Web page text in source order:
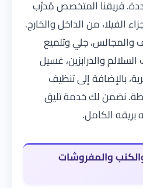
فريقنا المتخصص مُدرّب
الفيلا، من الداخل والخارج.
والمجالس، جلي وتلميع
السلالم والدرابزين، غسيل
بالإضافة إلى تنظيف
نضمن لك خدمة تليق
بريقه الكامل.
والمفروشات